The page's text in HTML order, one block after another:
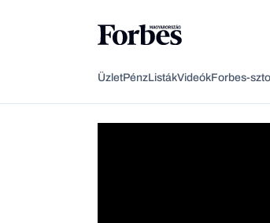
ÜzletPénzListákVideókForbes-